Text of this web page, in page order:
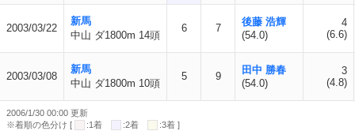
2003/03/22
新馬
中山 ダ1800m 14頭
6 7
後藤 浩輝
(54.0)
4
(6.6)
2003/03/08
新馬
中山 ダ1800m 10頭
5 9
田中 勝春
(54.0)
3
(4.8)
2006/1/30 00:00 更新
※着順の色分け [
:1着 :2着
:3着 ]